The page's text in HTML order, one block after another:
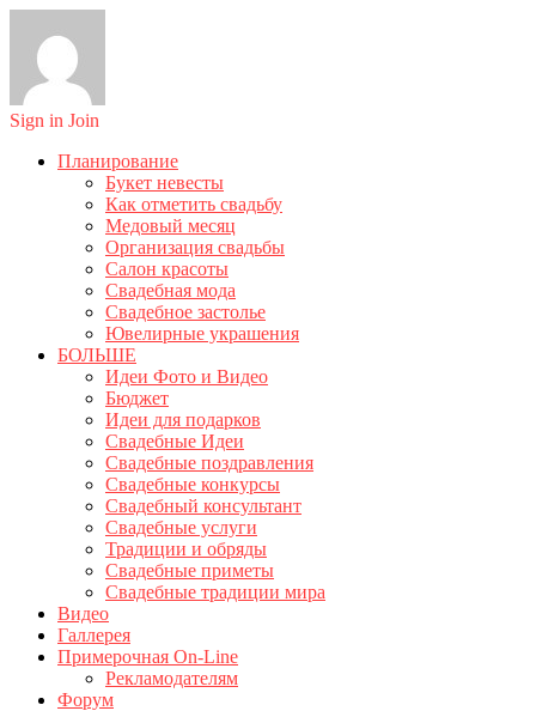
Sign in Join
Планирование
Букет невесты
Как отметить свадьбу
Медовый месяц
Организация свадьбы
Салон красоты
Свадебная мода
Свадебное застолье
Ювелирные украшения
БОЛЬШЕ
Идеи Фото и Видео
Бюджет
Идеи для подарков
Свадебные Идеи
Свадебные поздравления
Свадебные конкурсы
Свадебный консультант
Свадебные услуги
Традиции и обряды
Свадебные приметы
Свадебные традиции мира
Видео
Галлерея
Примерочная On-Line
Рекламодателям
Форум